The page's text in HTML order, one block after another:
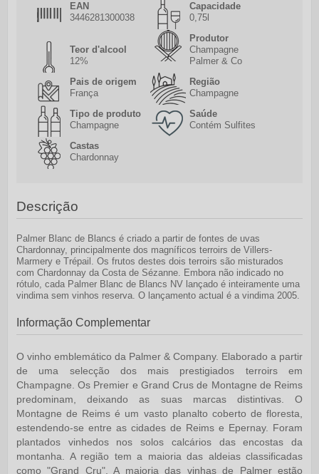
EAN
3446281300038
Capacidade
0,75l
Teor d'alcool
12%
Produtor
Champagne
Palmer & Co
Pais de origem
França
Região
Champagne
Tipo de produto
Champagne
Saúde
Contém Sulfites
Castas
Chardonnay
Descrição
Palmer Blanc de Blancs é criado a partir de fontes de uvas
Chardonnay, principalmente dos magníficos terroirs de Villers-
Marmery e Trépail. Os frutos destes dois terroirs são misturados
com Chardonnay da Costa de Sézanne. Embora não indicado no
rótulo, cada Palmer Blanc de Blancs NV lançado é inteiramente uma
vindima sem vinhos reserva. O lançamento actual é a vindima 2005.
Informação Complementar
O vinho emblemático da Palmer & Company. Elaborado a partir
de uma selecção dos mais prestigiados terroirs em
Champagne. Os Premier e Grand Crus de Montagne de Reims
predominam, deixando as suas marcas distintivas. O
Montagne de Reims é um vasto planalto coberto de floresta,
estendendo-se entre as cidades de Reims e Epernay. Foram
plantados vinhedos nos solos calcários das encostas da
montanha. A região tem a maioria das aldeias classificadas
como "Grand Cru". A maioria das vinhas de Palmer estão